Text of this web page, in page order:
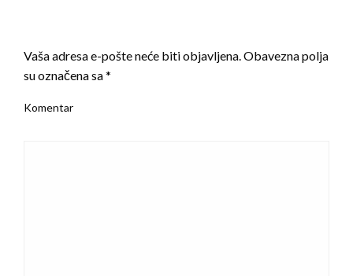
Vaša adresa e-pošte neće biti objavljena.Obavezna polja
su označena sa*
Komentar